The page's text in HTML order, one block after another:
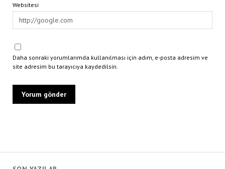
Websitesi
Daha sonraki yorumlarımda kullanılması için adım, e-posta adresim ve
site adresim bu tarayıcıya kaydedilsin.